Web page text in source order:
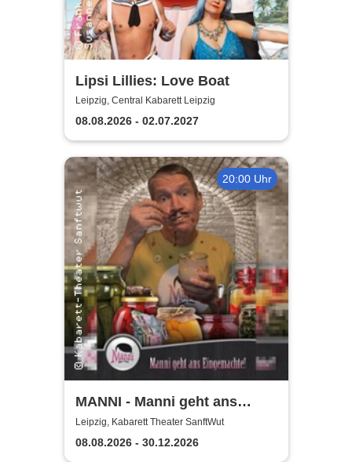
Lipsi Lillies: Love Boat
Leipzig, Central Kabarett Leipzig
08.08.2026 - 02.07.2027
20:00 Uhr
MANNI - Manni geht ans
Eingemachte
Leipzig, Kabarett Theater SanftWut
08.08.2026 - 30.12.2026